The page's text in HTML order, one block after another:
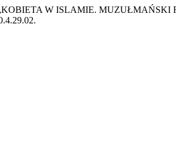
W ISLAMIE. MUZUŁMAŃSKI